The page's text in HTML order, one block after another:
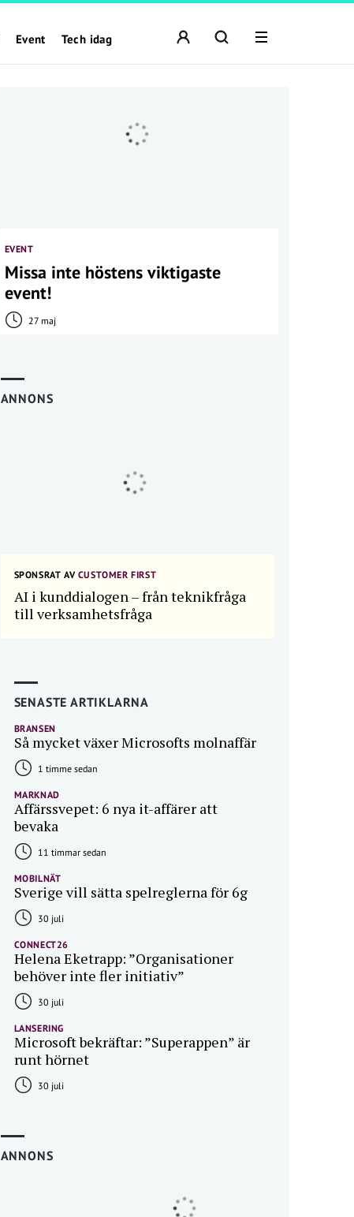
Event Tech idag
EVENT
Missa inte höstens viktigaste
event!
27 maj
ANNONS
SPONSRAT AVCUSTOMER FIRST
AI i kunddialogen – från teknikfråga
till verksamhetsfråga
SENASTE ARTIKLARNA
BRANSEN
Så mycket växer Microsofts molnaffär
1 timme sedan
MARKNAD
Affärssvepet: 6 nya it-affärer att
bevaka
11 timmar sedan
MOBILNÄT
Sverige vill sätta spelreglerna för 6g
30 juli
CONNECT26
Helena Eketrapp: ”Organisationer
behöver inte fler initiativ”
30 juli
LANSERING
Microsoft bekräftar: ”Superappen” är
runt hörnet
30 juli
ANNONS